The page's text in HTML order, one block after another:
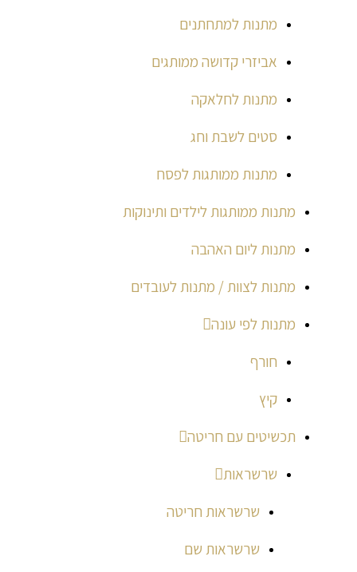
מתנות למתחתנים
אביזרי קדושה ממותגים
מתנות לחלאקה
סטים לשבת וחג
מתנות ממותגות לפסח
מתנות ממותגות לילדים ותינוקות
מתנות ליום האהבה
מתנות לצוות / מתנות לעובדים
מתנות לפי עונה
חורף
קיץ
תכשיטים עם חריטה
שרשראות
שרשראות חריטה
שרשראות שם